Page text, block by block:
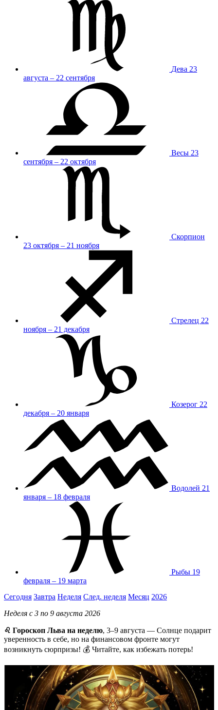
Дева 23
августа – 22 сентября
Весы 23
сентября – 22 октября
Скорпион
23 октября – 21 ноября
Стрелец 22
ноября – 21 декабря
Козерог 22
декабря – 20 января
Водолей 21
января – 18 февраля
Рыбы 19
февраля – 19 марта
Сегодня Завтра Неделя След. неделя Месяц 2026
Неделя с 3 по 9 августа 2026
♌ Гороскоп Льва на неделю, 3–9 августа — Солнце подарит
уверенность в себе, но на финансовом фронте могут
возникнуть сюрпризы! 💰 Читайте, как избежать потерь!